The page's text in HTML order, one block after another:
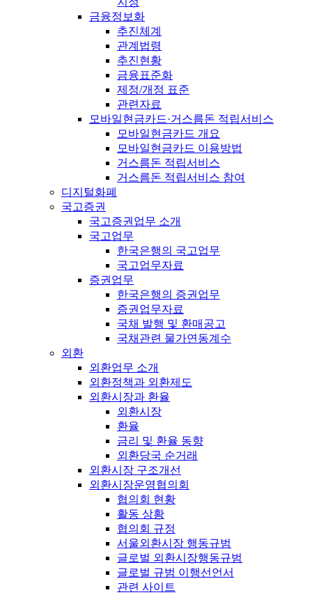
금융정보화
추진체계
관계법령
추진현황
금융표준화
제정/개정 표준
관련자료
모바일현금카드·거스름돈 적립서비스
모바일현금카드 개요
모바일현금카드 이용방법
거스름돈 적립서비스
거스름돈 적립서비스 참여
디지털화폐
국고증권
국고증권업무 소개
국고업무
한국은행의 국고업무
국고업무자료
증권업무
한국은행의 증권업무
증권업무자료
국채 발행 및 환매공고
국채관련 물가연동계수
외환
외환업무 소개
외환정책과 외환제도
외환시장과 환율
외환시장
환율
금리 및 환율 동향
외환당국 순거래
외환시장 구조개선
외환시장운영협의회
협의회 현황
활동 상황
협의회 규정
서울외환시장 행동규범
글로벌 외환시장행동규범
글로벌 규범 이행선언서
관련 사이트